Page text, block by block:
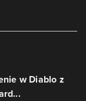
w Diablo z